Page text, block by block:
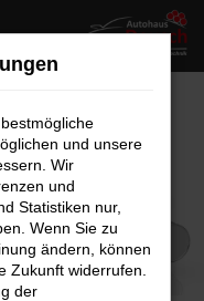
und unsere
Wir
und
Statistiken nur,
Wenn Sie zu
ändern, können
Zukunft widerrufen.
der